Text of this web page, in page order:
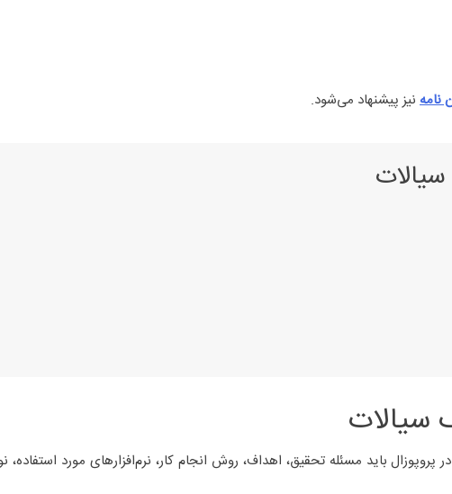
نامه نیز پیشنهاد می‌شود.
سیالات
باید مسئله تحقیق، اهداف، روش انجام کار، نرم‌افزارهای مورد